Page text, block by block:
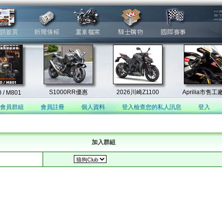
會員群組 會員註冊 個人資料 登入檢查您的私人訊息 登入
加入群組